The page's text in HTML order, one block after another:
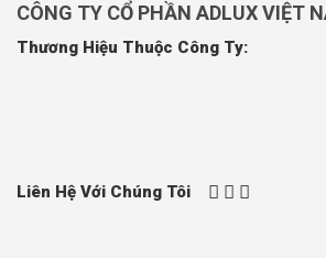
CÔNG TY CỔ PHẦN ADLUX VIỆT
Thương Hiệu Thuộc Công Ty:
Liên Hệ Với Chúng Tôi